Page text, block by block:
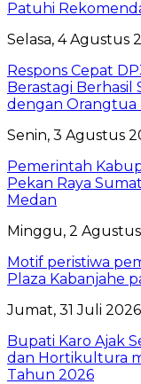
Patuhi
Selasa, 4 Agustus
Respons Cepat
Berastagi
dengan Orangtua
Senin, 3 Agustus
Pemerintah
Pekan Raya
Medan
Minggu, 2 Agustus
Motif peristiwa
Plaza Kabanjahe
Jumat, 31 Juli
Bupati Karo Ajak
dan Hortikultura
Tahun 2026